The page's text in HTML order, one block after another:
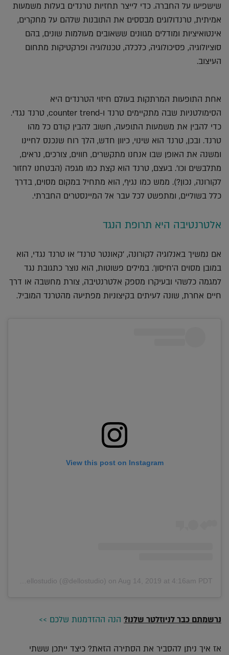
שישפיעו על החברה. כדי לייצר תחזיות טרנדים בעלות משמעות
אמיתית, טרנדולוגים מבססים את התובנות שלהם על מחקרים,
אינטואיציות ומודלים מגוונים ששאובים מעולמות שונים, בהם
סוציולוגיה, פסיכולוגיה, כלכלה, טכנולוגיה ופרקטיקות מתחום
העיצוב.
אחת התופעות המרתקות בעולם חיזוי הטרנדים היא
הסימולטניות שבה מתקיימים טרנד ו-counter trend, טרנד נגדי.
כדי להבין את משמעות התופעה, חשוב להבין קודם כל מהו
טרנד. ובכן, טרנד הוא שינוי, כיוון חדש, הלך רוח שנכנס לחיינו
ומשנה את האופן שבו אנחנו מתקשרים, חווים, צורכים, נראים,
מתלבשים וכו׳. בעצם, טרנד הוא קצת כמו מגפה (הבטחנו לחזור
לקורונה, נכון?). ממש כמו נגיף, הוא מתחיל במקום מסוים, בדרך
כלל בשוליים, ומתפשט לכל עבר אל המיינסטרים החברתי.
אלטרנטיבה היא תרופת הנגד
אם נמשיך באנלוגיה לקורונה, 'קאונטר טרנד' או טרנד נגדי, הוא
במובן מסוים ה'חיסון'. במילים פשוטות, הוא נוצר כתגובת נגד
למגמה כלשהי ובעיקרו מספק אלטרנטיבה, צורת מחשבה או דרך
חיים אחרת, שונה לעיתים בקיצוניות מפתיעה מהטרנד המוביל.
View this post on Instagram
on Aug 14, 2019 at 4:16am PDT
נרשמתם כבר לניוזלטר שלנו? הנה ההזדמנות שלכם >>
אז איך ניתן להסביר את הסתירה הזאת? כיצד ייתכן ששתי